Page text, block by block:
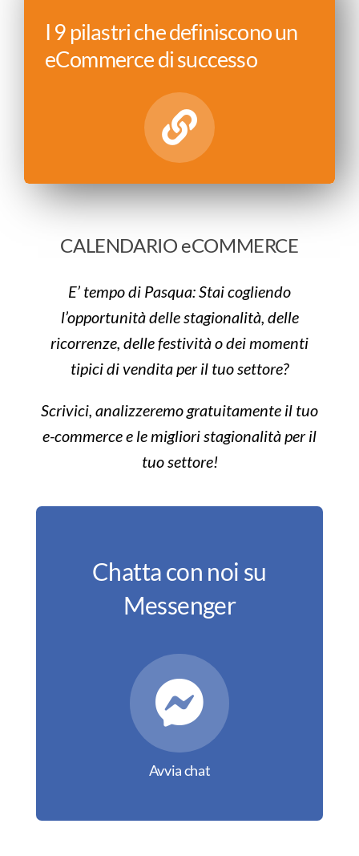
I 9 pilastri che definiscono un
eCommerce di successo
CALENDARIO eCOMMERCE
E’ tempo di Pasqua: Stai cogliendo
l’opportunità delle stagionalità, delle
ricorrenze, delle festività o dei momenti
tipici di vendita per il tuo settore?
Scrivici, analizzeremo gratuitamente il tuo
e-commerce e le migliori stagionalità per il
tuo settore!
Chatta con noi su
Messenger
Avvia chat